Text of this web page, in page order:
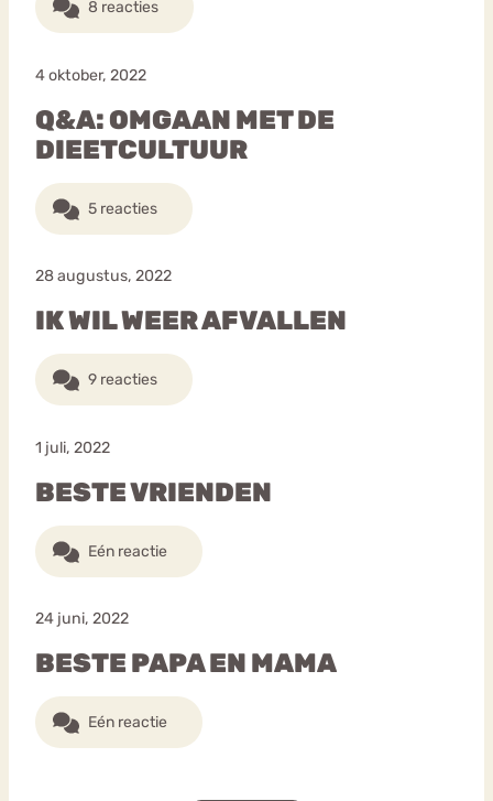
8 reacties
4 oktober, 2022
Q&A: OMGAAN MET DE
DIEETCULTUUR
5 reacties
28 augustus, 2022
IK WIL WEER AFVALLEN
9 reacties
1 juli, 2022
BESTE VRIENDEN
Eén reactie
24 juni, 2022
BESTE PAPA EN MAMA
Eén reactie